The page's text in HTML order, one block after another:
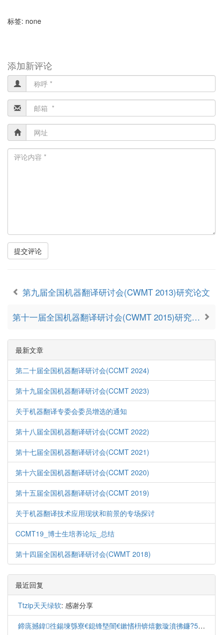
标签: none
添加新评论
提交评论
第九届全国机器翻译研讨会(CWMT 2013)研究论文
第十一届全国机器翻译研讨会(CWMT 2015)研究论文
最新文章
第二十届全国机器翻译研讨会(CCMT 2024)
第十九届全国机器翻译研讨会(CCMT 2023)
关于机器翻译专委会委员增选的通知
第十八届全国机器翻译研讨会(CCMT 2022)
第十七届全国机器翻译研讨会(CCMT 2021)
第十六届全国机器翻译研讨会(CCMT 2020)
第十五届全国机器翻译研讨会(CCMT 2019)
关于机器翻译技术应用现状和前景的专场探讨
CCMT19_博士生培养论坛_总结
第十四届全国机器翻译研讨会(CWMT 2018)
最近回复
Ttzip天天绿软: 感谢分享
鍗庣撼鍏徃鍚堜綔寮€鎴锋墍闇€鏉愭枡锛熺數璇濆彿鐮?5587291507 寰俊STS5099